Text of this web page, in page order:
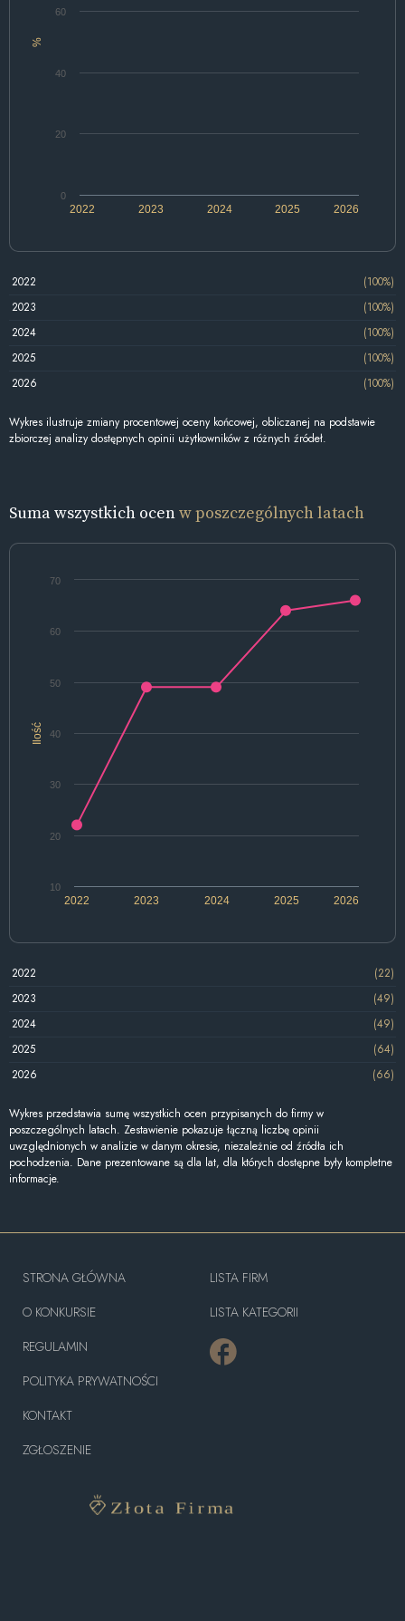
%
2022 2024 2026
2023 2025
0
20
40
60
2022
(100%)
2023
(100%)
2024
(100%)
2025
(100%)
2026
(100%)
Wykres ilustruje zmiany procentowej oceny końcowej, obliczanej na podstawie
zbiorczej analizy dostępnych opinii użytkowników z różnych źródeł.
Suma wszystkich ocenw poszczególnych latach
Ilość
2022 2024 2026
2023 2025
10
20
30
40
50
60
70
2022
(22)
2023
(49)
2024
(49)
2025
(64)
2026
(66)
Wykres przedstawia sumę wszystkich ocen przypisanych do firmy w
poszczególnych latach. Zestawienie pokazuje łączną liczbę opinii
uwzględnionych w analizie w danym okresie, niezależnie od źródła ich
pochodzenia. Dane prezentowane są dla lat, dla których dostępne były kompletne
informacje.
STRONA GŁÓWNA
O KONKURSIE
REGULAMIN
POLITYKA PRYWATNOŚCI
KONTAKT
ZGŁOSZENIE
LISTA FIRM
LISTA KATEGORII